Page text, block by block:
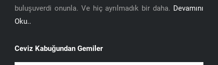
buluşuverdi onunla. Ve hiç ayrılmadık bir daha. Devamını
Oku..
Ceviz Kabuğundan Gemiler